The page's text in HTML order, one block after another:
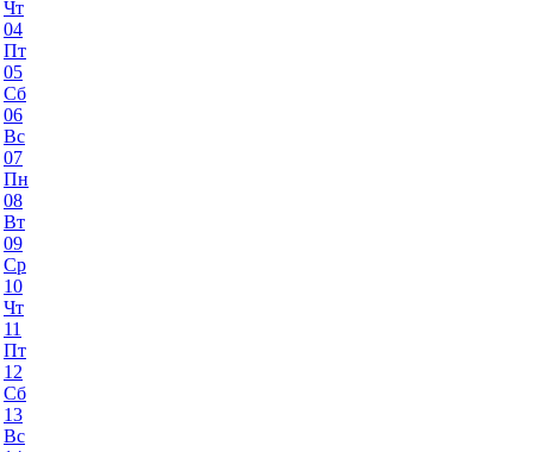
Чт
04
Пт
05
Сб
06
Вс
07
Пн
08
Вт
09
Ср
10
Чт
11
Пт
12
Сб
13
Вс